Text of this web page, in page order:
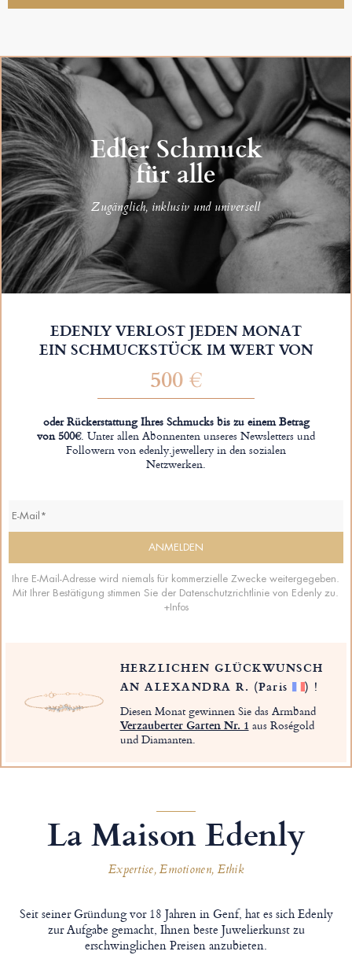
Edler Schmuck
für alle
Zugänglich, inklusiv und universell
EDENLY VERLOST JEDEN MONAT
EIN SCHMUCKSTÜCK IM WERT VON
500 €
oder Rückerstattung Ihres Schmucks bis zu einem Betrag
von 500€. Unter allen Abonnenten unseres Newsletters und
Followern von edenly.jewellery in den sozialen
Netzwerken.
Ihre E-Mail-Adresse wird niemals für kommerzielle Zwecke weitergegeben.
Mit Ihrer Bestätigung stimmen Sie der Datenschutzrichtlinie von Edenly zu.
+Infos
HERZLICHEN GLÜCKWUNSCH
AN ALEXANDRA R. (Paris ) !
Diesen Monat gewinnen Sie das Armband
Verzauberter Garten Nr. 1 aus Roségold
und Diamanten.
La Maison Edenly
Expertise, Emotionen, Ethik
Seit seiner Gründung vor 18 Jahren in Genf, hat es sich Edenly
zur Aufgabe gemacht, Ihnen beste Juwelierkunst zu
erschwinglichen Preisen anzubieten.